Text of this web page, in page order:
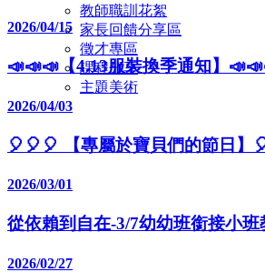
教師職訓花絮
家長回饋分享區
徵才專區
課程分享
主題美術
2026/04/15
📣📣📣【4.13服裝換季通知】
2026/04/03
🎈🎈🎈 【專屬於寶貝們的節日】
2026/03/01
從依賴到自在-3/7幼幼班銜接小
2026/02/27